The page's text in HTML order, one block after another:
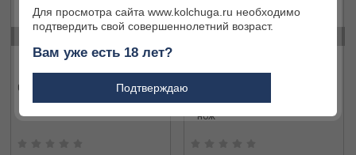
0.8361.MC - нож Forester M Grip
Swiss Spirit Special Edition 2021
- нож
Для просмотра сайта www.kolchuga.ru необходимо
подтвердить свой совершеннолетний возраст.
Вам уже есть 18 лет?
Подтверждаю